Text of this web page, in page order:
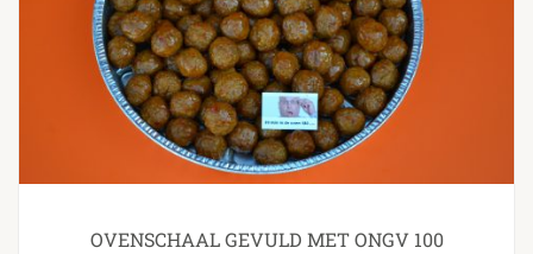
OVENSCHAAL GEVULD MET ONGV 100